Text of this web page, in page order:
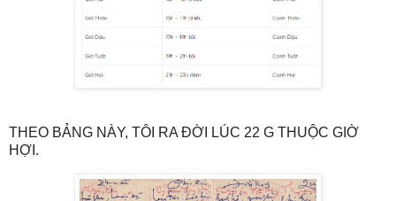
THEO BẢNG NÀY, TÔI RA ĐỜI LÚC 22 G THUỘC GIỜ
HỢI.